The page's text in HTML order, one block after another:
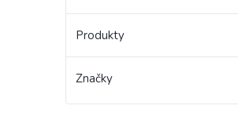
Produkty
Značky